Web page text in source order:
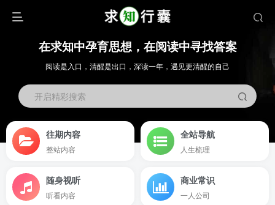
在求知中孕育思想，在阅读中寻找答案
阅读是入口，清醒是出口，深读一年，遇见更清醒的自己
开启精彩搜索
往期内容
整站内容
全站导航
人生梳理
随身视听
听看内容
商业常识
一人公司